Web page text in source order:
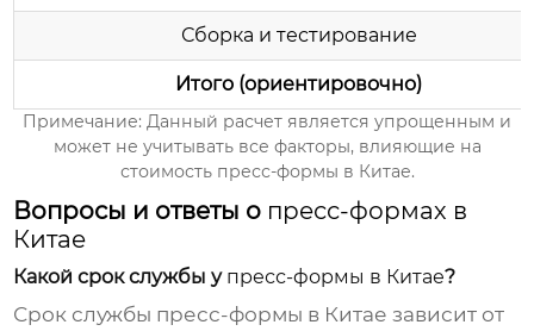
Сборка и тестирование
Итого (ориентировочно)
Примечание: Данный расчет является упрощенным и
может не учитывать все факторы, влияющие на
стоимость пресс-формы в Китае.
Вопросы и ответы о пресс-формах в
Китае
Какой срок службы у пресс-формы в Китае?
Срок службы пресс-формы в Китае зависит от